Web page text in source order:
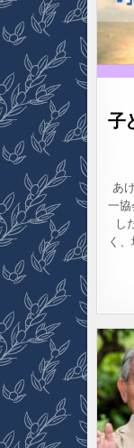
子
あ
一協
し
く